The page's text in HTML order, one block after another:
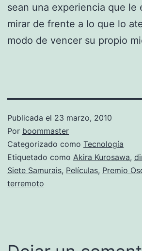
sean una experiencia que le
mirar de frente a lo que lo
modo de vencer su propio
Publicada el 23 marzo, 2010
Por boommaster
Categorizado como Tecnología
Etiquetado como Akira Kurosawa,
Siete Samurais, Películas, Premio
terremoto